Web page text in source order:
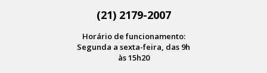
(21) 2179-2007
Horário de funcionamento:
Segunda a sexta-feira, das 9h
às 15h20